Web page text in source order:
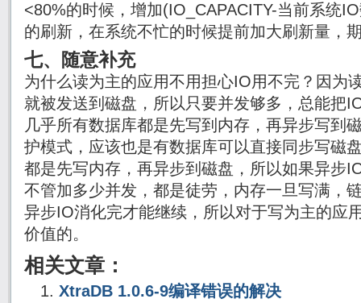
<80%的时候，增加(IO_CAPACITY-当前系统
的刷新，在系统不忙的时候提前加大刷新量，
七、随意补充
为什么读为主的应用不用担心IO用不完？因为
就被发送到磁盘，所以只要并发够多，总能把
几乎所有数据库都是先写到内存，再异步写到
护模式，应该也是有数据库可以直接同步写磁
都是先写内存，再异步到磁盘，所以如果异步
不管加多少并发，都是徒劳，内存一旦写满，
异步IO消化完才能继续，所以对于写为主的应
价值的。
相关文章：
XtraDB 1.0.6-9编译错误的解决